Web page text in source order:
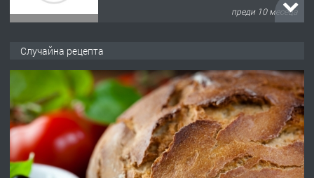
преди 10 месеца
преди 1 година
ПРЕДЛАГА Работа за общи работници
Случайна рецепта